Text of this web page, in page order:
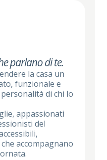
parlano di te.
la casa un
funzionale e
di chi lo
appassionati
del
accompagnano